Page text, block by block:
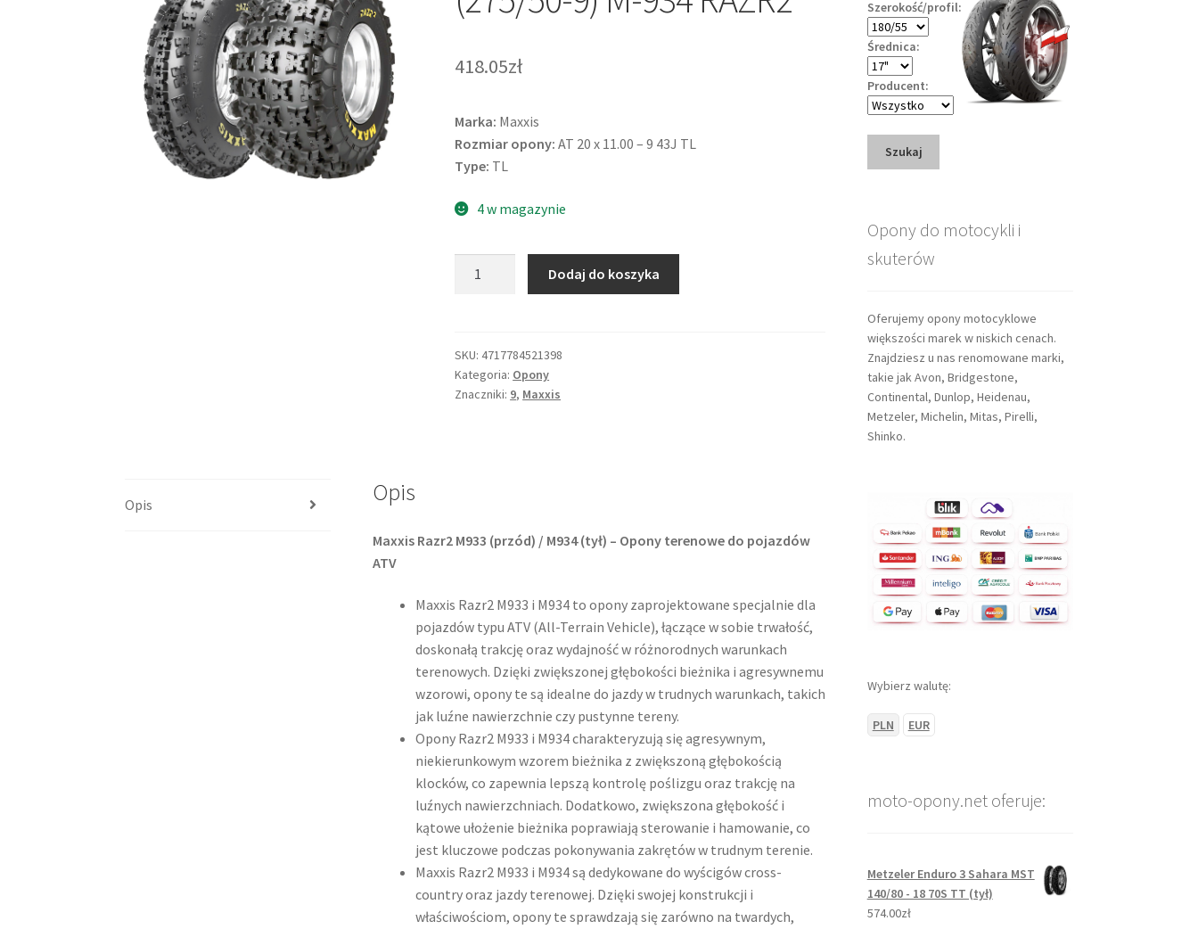
418.05zł
Marka: Maxxis
Rozmiar opony: AT 20 x 11.00 – 9 43J TL
Type: TL
4 w magazynie
9
43J
(275/50-
Dodaj do koszyka
SKU:4717784521398
Kategoria: Opony
Znaczniki: 9, Maxxis
Opis Opis
Maxxis Razr2 M933 (przód) / M934 (tył) – Opony terenowe do pojazdów
ATV
Maxxis Razr2 M933 i M934 to opony zaprojektowane specjalnie dla
pojazdów typu ATV (All-Terrain Vehicle), łączące w sobie trwałość,
doskonałą trakcję oraz wydajność w różnorodnych warunkach
terenowych. Dzięki zwiększonej głębokości bieżnika i agresywnemu
wzorowi, opony te są idealne do jazdy w trudnych warunkach, takich
jak luźne nawierzchnie czy pustynne tereny.​
Opony Razr2 M933 i M934 charakteryzują się agresywnym,
niekierunkowym wzorem bieżnika z zwiększoną głębokością
klocków, co zapewnia lepszą kontrolę poślizgu oraz trakcję na
luźnych nawierzchniach. Dodatkowo, zwiększona głębokość i
kątowe ułożenie bieżnika poprawiają sterowanie i hamowanie, co
jest kluczowe podczas pokonywania zakrętów w trudnym terenie.
Maxxis Razr2 M933 i M934 są dedykowane do wyścigów cross-
country oraz jazdy terenowej. Dzięki swojej konstrukcji i
właściwościom, opony te sprawdzają się zarówno na twardych,
Szerokość/profil:
Średnica:
Producent:
Szukaj
Opony do motocykli i
skuterów
Oferujemy opony motocyklowe
większości marek w niskich cenach.
Znajdziesz u nas renomowane marki,
takie jak Avon, Bridgestone,
Continental, Dunlop, Heidenau,
Metzeler, Michelin, Mitas, Pirelli,
Shinko.
Wybierz walutę:
PLN EUR
moto-opony.net oferuje:
Metzeler Enduro 3 Sahara MST
140/80 - 18 70S TT (tył)
574.00zł